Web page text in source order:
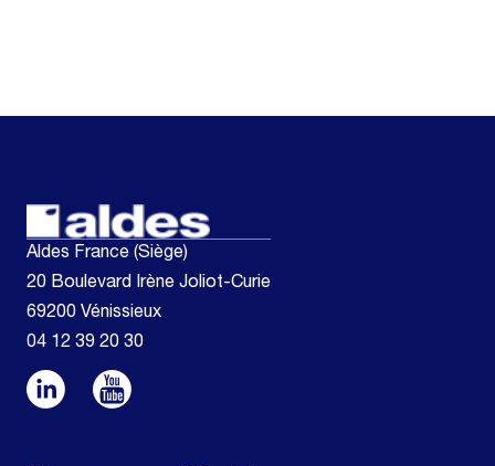
Aldes France (Siège)
20 Boulevard Irène Joliot-Curie
69200 Vénissieux
04 12 39 20 30